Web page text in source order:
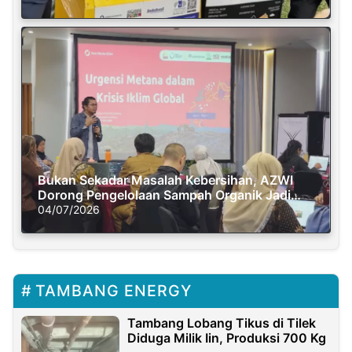
Bukan Sekadar Masalah Kebersihan, AZWI
Dorong Pengelolaan Sampah Organik Jadi
Solusi Krisis Iklim
04/07/2026
TAMBANG ENERGY
Tambang Lobang Tikus di Tilek
Diduga Milik Iin, Produksi 700 Kg